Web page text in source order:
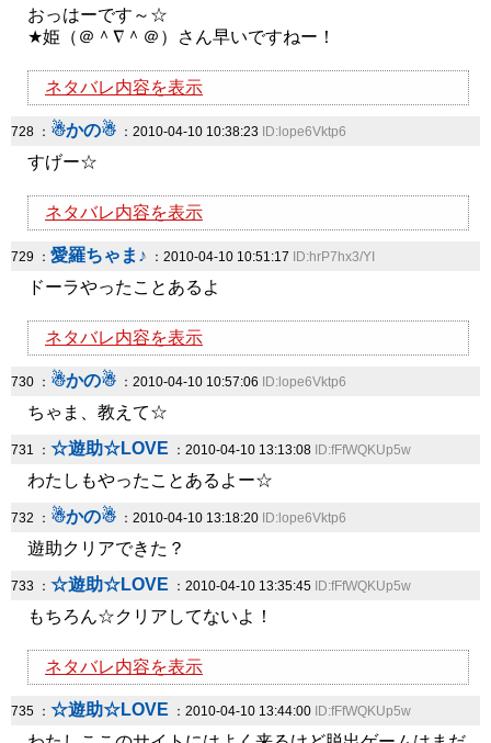
おっはーです～☆
★姫（＠＾∇＾＠）さん早いですねー！
ネタバレ内容を表示
728 ： ☃かの☃ ：2010-04-10 10:38:23 ID:lope6Vktp6
すげー☆
ネタバレ内容を表示
729 ： 愛羅ちゃま♪ ：2010-04-10 10:51:17 ID:hrP7hx3/YI
ドーラやったことあるよ
ネタバレ内容を表示
730 ： ☃かの☃ ：2010-04-10 10:57:06 ID:lope6Vktp6
ちゃま、教えて☆
731 ： ☆遊助☆LOVE ：2010-04-10 13:13:08 ID:fFfWQKUp5w
わたしもやったことあるよー☆
732 ： ☃かの☃ ：2010-04-10 13:18:20 ID:lope6Vktp6
遊助クリアできた？
733 ： ☆遊助☆LOVE ：2010-04-10 13:35:45 ID:fFfWQKUp5w
もちろん☆クリアしてないよ！
ネタバレ内容を表示
735 ： ☆遊助☆LOVE ：2010-04-10 13:44:00 ID:fFfWQKUp5w